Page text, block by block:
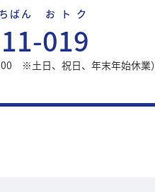
ばん
-019
おトク
00 ※土日、祝日、年末年始休業）